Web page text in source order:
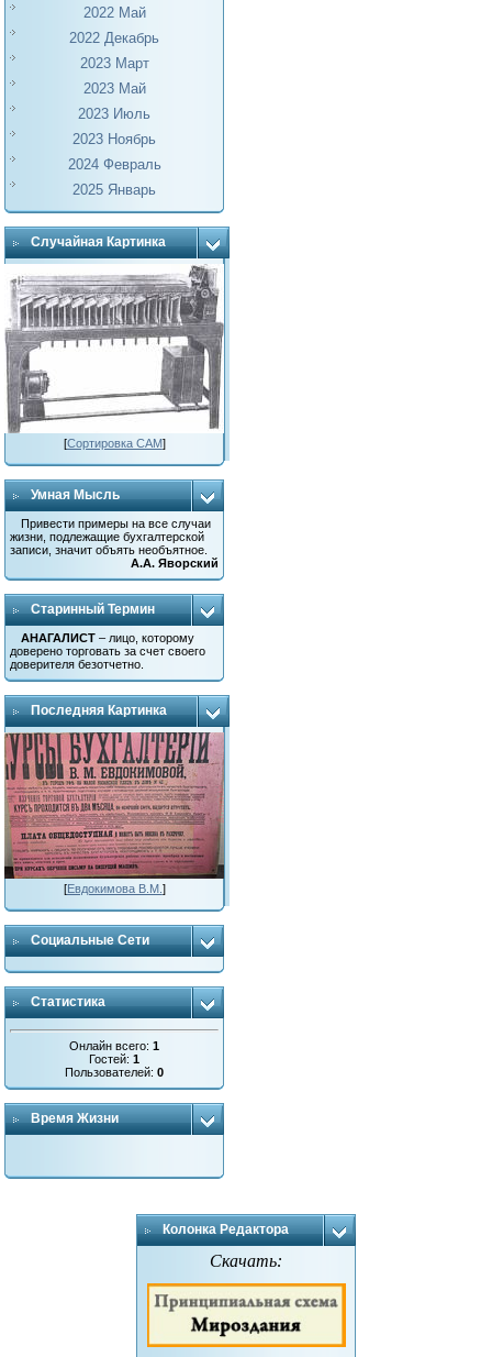
2022 Май
2022 Декабрь
2023 Март
2023 Май
2023 Июль
2023 Ноябрь
2024 Февраль
2025 Январь
Случайная Картинка
[Сортировка САМ]
Умная Мысль
Привести примеры на все случаи
жизни, подлежащие бухгалтерской
записи, значит объять необъятное.
А.А. Яворский
Старинный Термин
АНАГАЛИСТ – лицо, которому
доверено торговать за счет своего
доверителя безотчетно.
Последняя Картинка
[Евдокимова В.М. ]
Социальные Сети
Статистика
Онлайн всего:1
Гостей:1
Пользователей:0
Время Жизни
Колонка Редактора
Скачать: